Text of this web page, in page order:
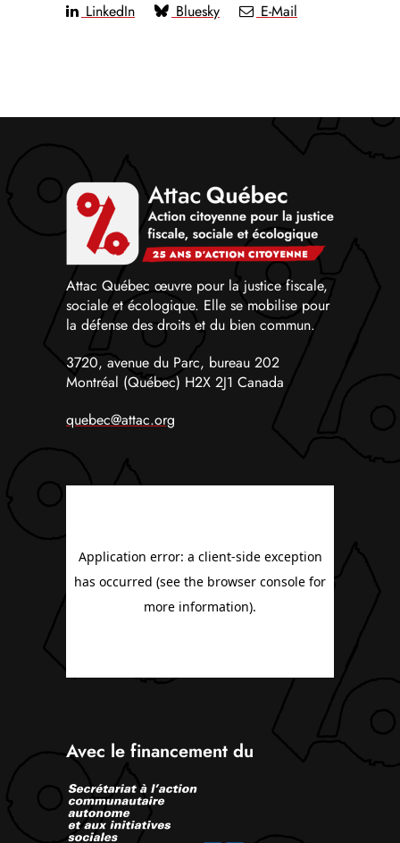
LinkedIn
Bluesky E-Mail
Attac Québec œuvre pour la justice fiscale,
sociale et écologique. Elle se mobilise pour
la défense des droits et du bien commun.
3720, avenue du Parc, bureau 202
Montréal (Québec) H2X 2J1 Canada
quebec@attac.org
Avec le financement du